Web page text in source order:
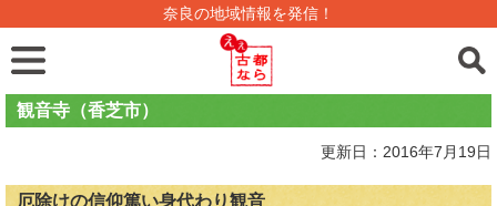
奈良の地域情報を発信！
観音寺（香芝市）
更新日：2016年7月19日
厄除けの信仰篤い身代わり観音